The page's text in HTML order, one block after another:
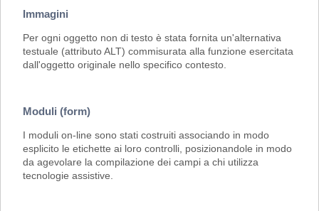
Immagini
Per ogni oggetto non di testo è stata fornita un'alternativa
testuale (attributo ALT) commisurata alla funzione esercitata
dall'oggetto originale nello specifico contesto.
Moduli (form)
I moduli on-line sono stati costruiti associando in modo
esplicito le etichette ai loro controlli, posizionandole in modo
da agevolare la compilazione dei campi a chi utilizza
tecnologie assistive.